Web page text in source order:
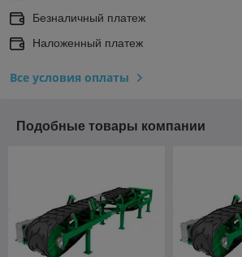
Безналичный платеж
Наложенный платеж
Все условия оплаты
Подобные товары компании